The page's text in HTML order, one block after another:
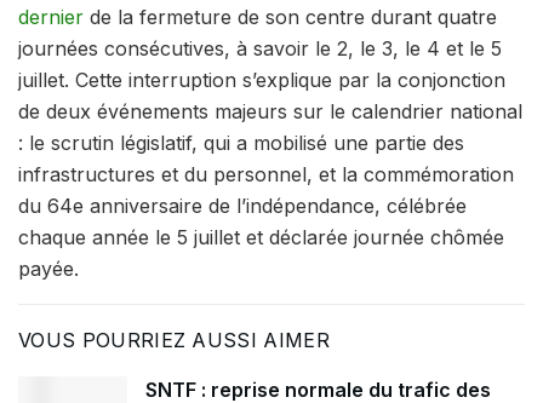
dernier de la fermeture de son centre durant quatre
journées consécutives, à savoir le 2, le 3, le 4 et le 5
juillet. Cette interruption s’explique par la conjonction
de deux événements majeurs sur le calendrier national
: le scrutin législatif, qui a mobilisé une partie des
infrastructures et du personnel, et la commémoration
du 64e anniversaire de l’indépendance, célébrée
chaque année le 5 juillet et déclarée journée chômée
payée.
VOUS POURRIEZ AUSSI AIMER
SNTF : reprise normale du trafic des